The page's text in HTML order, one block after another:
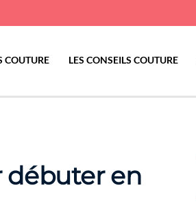
COUTURE LES CONSEILS COUTURE
débuter en